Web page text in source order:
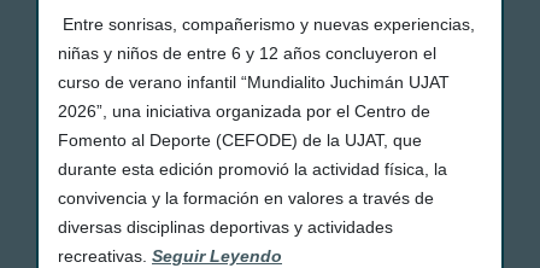
Entre sonrisas, compañerismo y nuevas experiencias,
niñas y niños de entre 6 y 12 años concluyeron el
curso de verano infantil “Mundialito Juchimán UJAT
2026”, una iniciativa organizada por el Centro de
Fomento al Deporte (CEFODE) de la UJAT, que
durante esta edición promovió la actividad física, la
convivencia y la formación en valores a través de
diversas disciplinas deportivas y actividades
recreativas. Seguir Leyendo